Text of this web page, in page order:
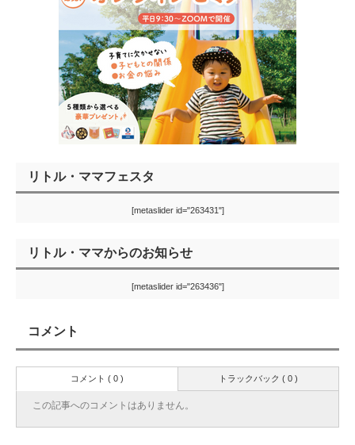
リトル・ママフェスタ
[metaslider id="263431"]
リトル・ママからのお知らせ
[metaslider id="263436"]
コメント
トラックバック ( 0 )
コメント ( 0 )
この記事へのコメントはありません。